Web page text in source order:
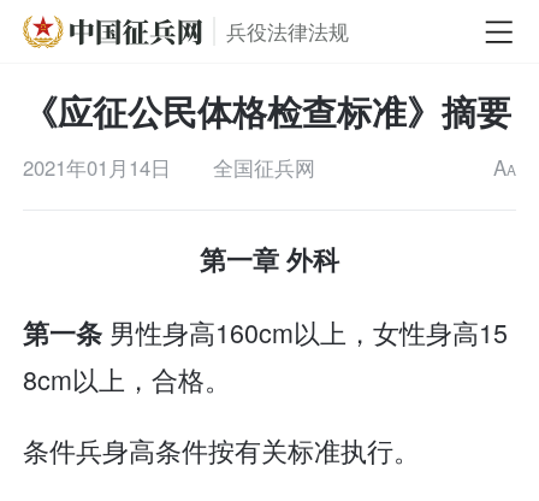
兵役法律法规
《应征公民体格检查标准》摘要
2021年01月14日 全国征兵网 AA
第一章 外科
第一条 男性身高160cm以上，女性身高15
8cm以上，合格。
条件兵身高条件按有关标准执行。